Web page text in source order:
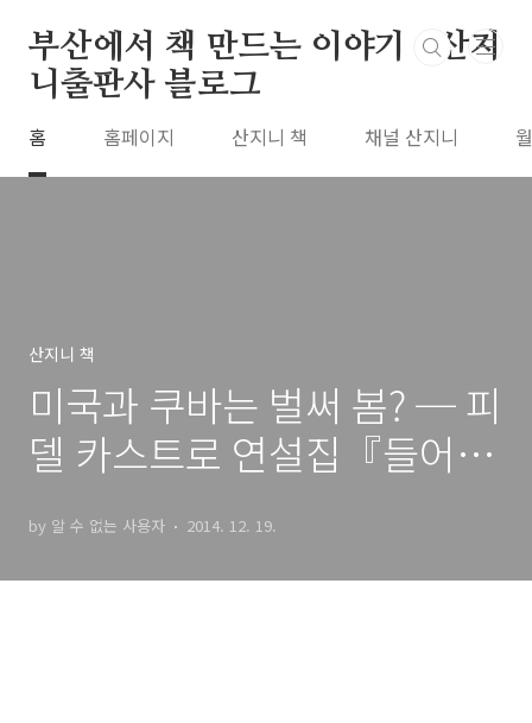
부산에서 책 만드는 이야기 : 산지
니출판사 블로그
홈 홈페이지 산지니 책 채널 산지니
산지니 책
미국과 쿠바는 벌써 봄? ─ 피
델 카스트로 연설집『들어
by 알 수 없는 사용자 2014. 12. 19.